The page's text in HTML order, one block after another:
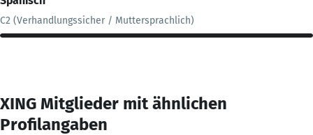
C2 (Verhandlungssicher / Muttersprachlich)
XING Mitglieder mit ähnlichen
Profilangaben